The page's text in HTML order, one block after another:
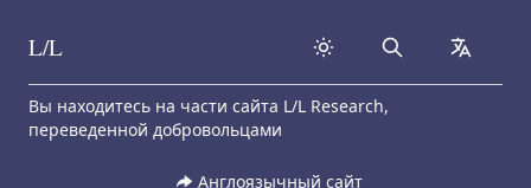
Skip to content
L/L Search
Вы находитесь на части сайта L/L Research,
переведенной добровольцами
Англоязычный сайт